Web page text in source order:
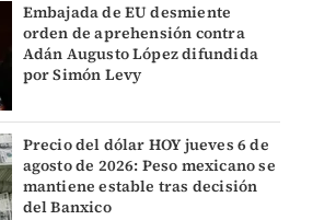
Embajada de EU desmiente
orden de aprehensión contra
Adán Augusto López difundida
por Simón Levy
Precio del dólar HOY jueves 6 de
agosto de 2026: Peso mexicano se
mantiene estable tras decisión
del Banxico